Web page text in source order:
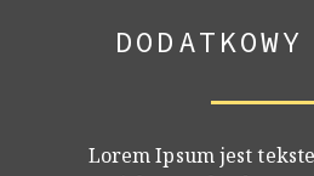
Lorem Ipsum jest